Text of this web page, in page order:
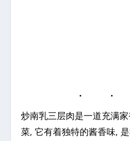
炒南乳三层肉是一道充满
菜, 它有着独特的酱香味,